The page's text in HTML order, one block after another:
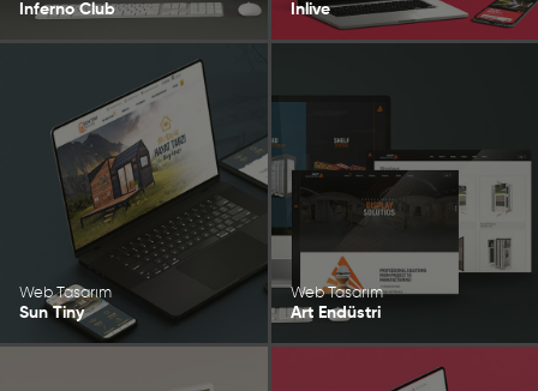
Inferno Club Inlive
Web Tasarım
Sun Tiny
Web Tasarım
Art Endüstri